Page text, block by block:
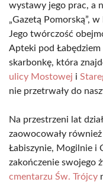
wystawy jego prac, a
„Gazetą Pomorską”,
Jego twórczość
Apteki pod Łabędziem
skarbonkę, która
ulicy Mostowej i
nie przetrwały do
Na przestrzeni lat
zaowocowały
Łabiszynie, Mogilnie i
zakończenie swojego
cmentarzu Św. Trójcy